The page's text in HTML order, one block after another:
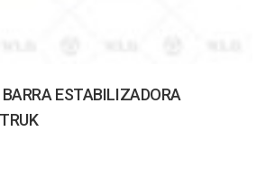
ESTABILIZADORA